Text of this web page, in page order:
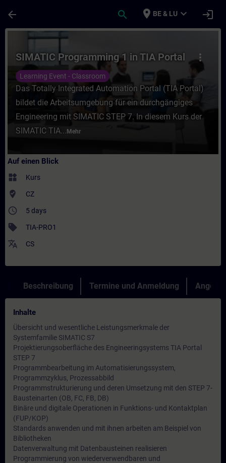
arrow_back search place BE & LU expand_more login
Kurs - SIMATIC Programming 1 in TIA
more_vert
SIMATIC Programming 1 in TIA Portal
Learning Event - Classroom
Das Totally Integrated Automation Portal (TIA Portal)
bildet die Arbeitsumgebung für ein durchgängiges
Engineering mit SIMATIC STEP 7. In diesem Kurs der
SIMATIC TIA... Mehr
Auf einen Blick
widgets Kurs
where_to_vote CZ
access_time 5 days
sell TIA-PRO1
translate CS
Beschreibung Termine und Anmeldung Angebot
Inhalte
Übersicht und wesentliche Leistungsmerkmale der
Systemfamilie SIMATIC S7
Projektierungsoberfläche des Engineeringsystems TIA Portal
STEP 7
Programmbearbeitung im Automatisierungssystem,
Programmzyklus, Prozessabbild
Programmstrukturierung und deren Umsetzung mit den STEP 7-
Bausteinarten (OB, FC, FB, DB)
Binäre und digitale Operationen in Funktions- und Kontaktplan
(FUP/KOP)
Standards anwenden und mit ihnen arbeiten am Beispiel von
Bibliotheken
Datenverwaltung mit Datenbausteinen realisieren
Programmierung von wiederverwendbaren und